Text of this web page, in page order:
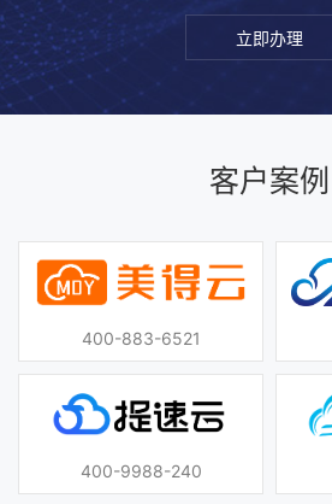
立即办理
客户案例
400-883-6521
400-9988-240